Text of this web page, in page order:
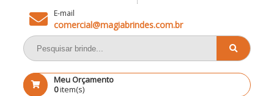
E-mail
comercial@magiabrindes.com.br
Meu Orçamento
0item(s)